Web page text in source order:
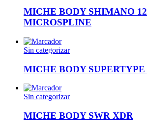
MICHE BODY SHIMANO
MICROSPLINE
Sin categorizar
MICHE BODY
Sin categorizar
MICHE BODY SWR XDR